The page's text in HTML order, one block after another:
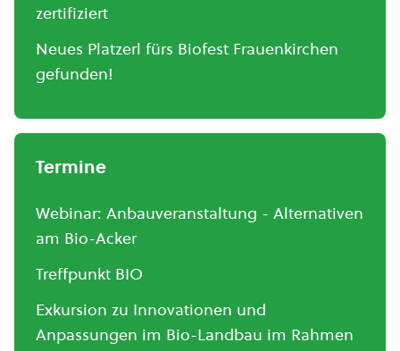
zertifiziert
Neues Platzerl fürs Biofest Frauenkirchen
gefunden!
Termine
Webinar: Anbauveranstaltung - Alternativen
am Bio-Acker
Treffpunkt BIO
Exkursion zu Innovationen und
Anpassungen im Bio-Landbau im Rahmen